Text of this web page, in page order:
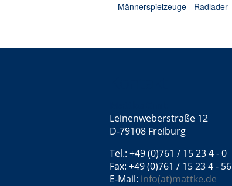
Männerspielzeuge - Radlader
Leinenweberstraße 12
D-79108 Freiburg
Tel.: +49 (0)761 / 15 23 4 - 0
Fax: +49 (0)761 / 15 23 4 - 56
E-Mail: info(at)mattke.de